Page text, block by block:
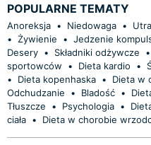
POPULARNE TEMATY
Anoreksja • Niedowaga •
• Żywienie • Jedzenie
Desery • Składniki odżywcze •
sportowców
• Dieta kardio •
•
Dieta kopenhaska • Dieta w
Odchudzanie
• Bladość •
Tłuszcze
• Psychologia •
ciała • Dieta w chorobie